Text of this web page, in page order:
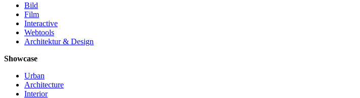
Bild
Film
Interactive
Webtools
Architektur & Design
Showcase
Urban
Architecture
Interior